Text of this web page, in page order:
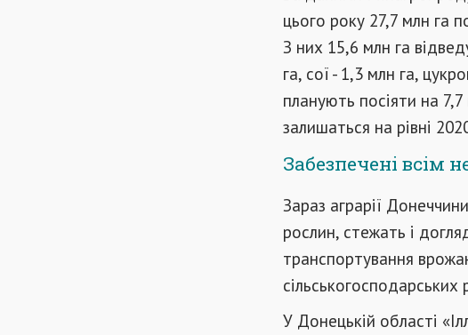
цього року 27,7 млн ​​га
З них 15,6 млн га
га, сої - 1,3 млн га,
планують посіяти на 7,7
залишаться на рівні
Забезпечені всім
Зараз аграрії
рослин, стежать і
транспортування
сільськогосподарських
У Донецькій області